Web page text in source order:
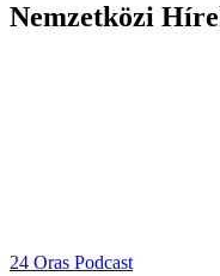
Nemzetközi
24 Oras Podcast